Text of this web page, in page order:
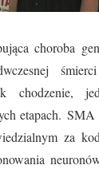
choroba
chodzenie,
etapach. SMA
za